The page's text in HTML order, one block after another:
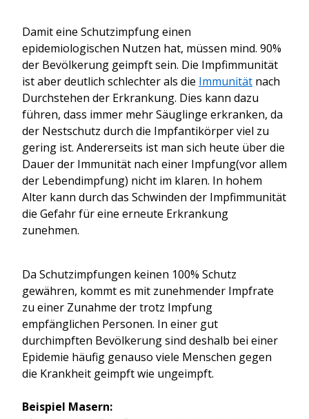
Damit eine Schutzimpfung einen
epidemiologischen Nutzen hat, müssen mind. 90%
der Bevölkerung geimpft sein. Die Impfimmunität
ist aber deutlich schlechter als die Immunität nach
Durchstehen der Erkrankung. Dies kann dazu
führen, dass immer mehr Säuglinge erkranken, da
der Nestschutz durch die Impfantikörper viel zu
gering ist. Andererseits ist man sich heute über die
Dauer der Immunität nach einer Impfung(vor allem
der Lebendimpfung) nicht im klaren. In hohem
Alter kann durch das Schwinden der Impfimmunität
die Gefahr für eine erneute Erkrankung
zunehmen.
Da Schutzimpfungen keinen 100% Schutz
gewähren, kommt es mit zunehmender Impfrate
zu einer Zunahme der trotz Impfung
empfänglichen Personen. In einer gut
durchimpften Bevölkerung sind deshalb bei einer
Epidemie häufig genauso viele Menschen gegen
die Krankheit geimpft wie ungeimpft.
Beispiel Masern: